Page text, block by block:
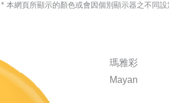
* 本網頁所顯示的顏色或會因個別顯示器之不同
瑪雅彩
Mayan